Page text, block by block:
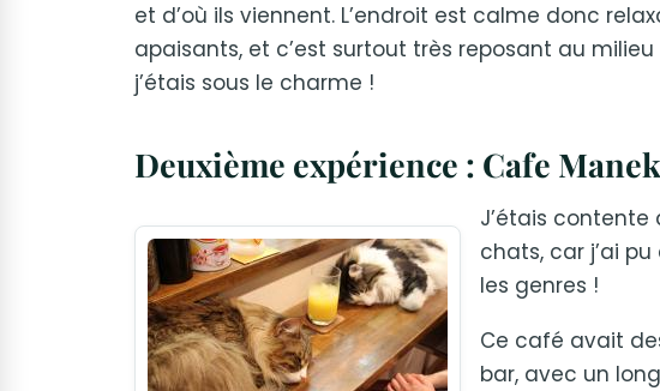
et d’où ils viennent. L’endroit est calme donc
apaisants, et c’est surtout très reposant au milieu
j’étais sous le charme !
Deuxième expérience : Cafe
J’étais
chats, car j’ai
les genres !
Ce café avait
bar, avec un